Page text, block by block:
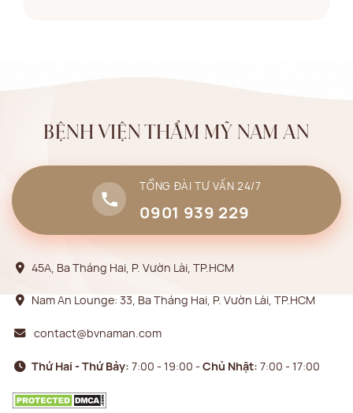
BỆNH VIỆN THẨM MỸ NAM AN
TỔNG ĐÀI TƯ VẤN 24/7
0901 939 229
45A, Ba Tháng Hai, P. Vườn Lài, TP.HCM
Nam An Lounge: 33, Ba Tháng Hai, P. Vườn Lài, TP.HCM
contact@bvnaman.com
Thứ Hai - Thứ Bảy: 7:00 - 19:00 -Chủ Nhật: 7:00 - 17:00